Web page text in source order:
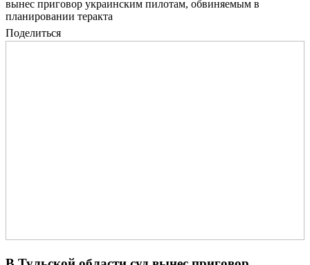
вынес приговор украинским пилотам, обвиняемым в
планировании теракта
Поделиться